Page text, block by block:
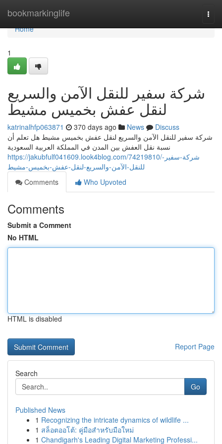
bookmarkinglife
Home
Home
1
شركة سفير للنقل الآمن والسريع
لنقل عفش بخميس مشيط
katrinalhfp063871 370 days ago News
Discuss
شركة سفير للنقل الآمن والسريع لنقل عفش بخميس مشيط هل تعلم أن
نسبة نقل العفش بين المدن في المملكة العربية السعودية
https://jakubfulf041609.look4blog.com/74219810/شركة-سفير-
للنقل-الآمن-والسريع-لنقل-عفش-بخميس-مشيط
Comments
Who Upvoted
Comments
Submit a Comment
No HTML
HTML is disabled
Report Page
Search
Go
Published News
1 Recognizing the intricate dynamics of wildlife ...
1 สล็อตออโต้: คู่มือสำหรับมือใหม่
1 Chandigarh's Leading Digital Marketing Professi...